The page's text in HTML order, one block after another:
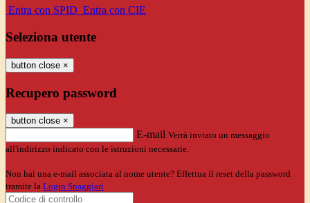
Entra con SPID Entra con CIE
Seleziona utente
button close ×
Recupero password
button close ×
E-mail Verrà inviato un messaggio
all'indirizzo indicato con le istruzioni necessarie.
Non hai una e-mail associata al nome utente? Effettua il reset della password
tramite la Login Spaggiari